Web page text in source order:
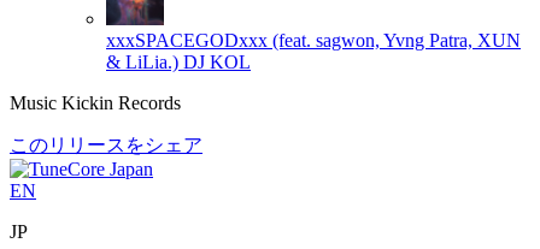
xxxSPACEGODxxx (feat. sagwon, Yvng Patra, XUN
& LiLia.) DJ KOL
Music Kickin Records
このリリースをシェア
EN
JP